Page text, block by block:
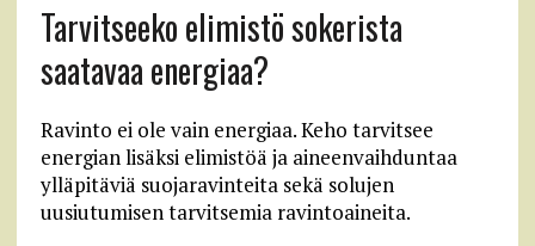
Tarvitseeko elimistö sokerista
saatavaa energiaa?
Ravinto ei ole vain energiaa. Keho tarvitsee
energian lisäksi elimistöä ja aineenvaihduntaa
ylläpitäviä suojaravinteita sekä solujen
uusiutumisen tarvitsemia ravintoaineita.